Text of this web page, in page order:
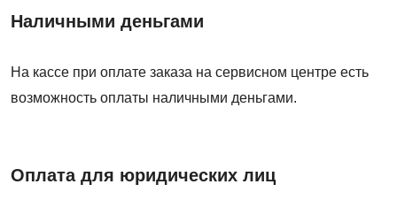
Наличными деньгами
На кассе при оплате заказа на сервисном центре есть
возможность оплаты наличными деньгами.
Оплата для юридических лиц